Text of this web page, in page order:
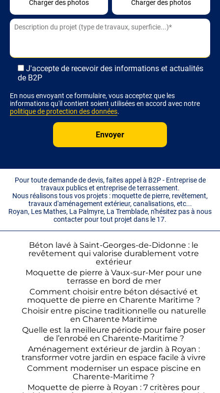
J'accepte de recevoir des informations et actualités
de B2P
En nous envoyant ce formulaire, vous acceptez que les
informations qu'il contient soient utilisées en accord avec notre
politique de protection des données.
Alternative:
Pour toute demande de devis, faites appel à B2P - Entreprise de
travaux publics et entreprise de terrassement.
Nous réalisons tous vos projets : moquette de pierre, revêtement,
travaux d'aménagement extérieur, canalisations, etc...
Royan, Les Mathes, La Palmyre, La Tremblade, n'hésitez pas à nous
contacter pour tout projet dans le 17.
Béton lavé à Saint-Georges-de-Didonne : le
revêtement qui valorise durablement votre
extérieur
Moquette de pierre à Vaux-sur-Mer pour une
terrasse en bord de mer
Comment choisir entre béton désactivé et
moquette de pierre en Charente Maritime ?
Choisir entre piscine traditionnelle ou naturelle
en Charente Maritime
Quelle est la meilleure période pour faire poser
de l’enrobé en Charente-Maritime ?
Aménagement extérieur de jardin à Royan :
transformer votre jardin en espace facile à vivre
Comment moderniser un espace piscine en
Charente-Maritime ?
Moquette de pierre à Royan : 7 critères pour